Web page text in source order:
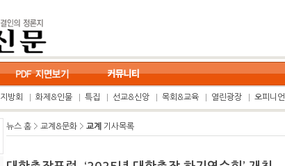
지방회 화제&인물 특집 선교&신앙 목회&교육 열린광장 오피니언
뉴스 홈 교계&문화 교계 기사목록